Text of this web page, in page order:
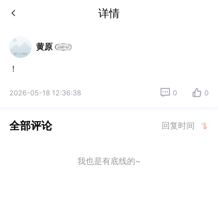
详情
黄原
！
2026-05-18 12:36:38 0 0
全部评论 回复时间
我也是有底线的~